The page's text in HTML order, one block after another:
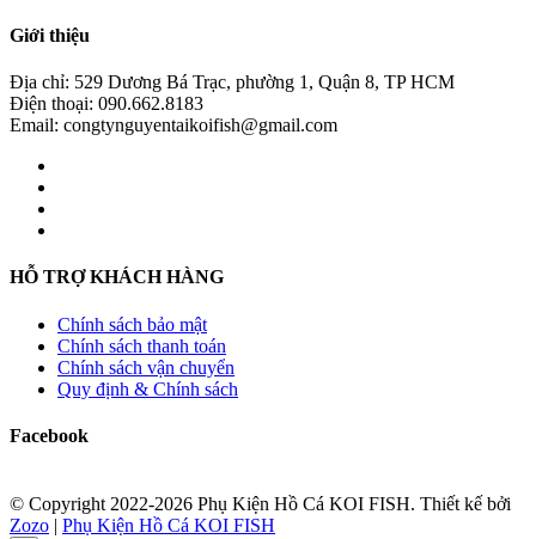
Giới thiệu
Địa chỉ: 529 Dương Bá Trạc, phường 1, Quận 8, TP HCM
Điện thoại: 090.662.8183
Email: congtynguyentaikoifish@gmail.com
HỖ TRỢ KHÁCH HÀNG
Chính sách bảo mật
Chính sách thanh toán
Chính sách vận chuyển
Quy định & Chính sách
Facebook
© Copyright 2022-2026 Phụ Kiện Hồ Cá KOI FISH. Thiết kế bởi
Zozo | Phụ Kiện Hồ Cá KOI FISH